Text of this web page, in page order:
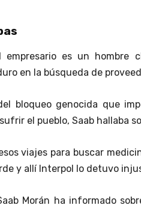
empresario es un hombre
en la búsqueda de
bloqueo genocida que
el pueblo, Saab hallaba
viajes para buscar
y allí Interpol lo detuvo
Morán ha informado